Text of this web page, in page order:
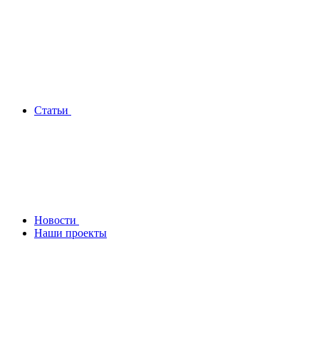
Статьи
Новости
Наши проекты